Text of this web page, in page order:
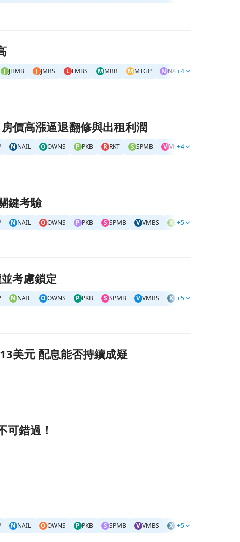
J JHMB J JMBS L LMBS MMBB MMTGP N NAIL
+4
價高漲逼退翻修與出租利潤
NNAIL OOWNS P PKB R RKT S SPMB V VMBS
+4
鍵考驗
NNAIL OOWNS P PKB S SPMB V VMBS X XHB
+5
考慮鎖定
NNAIL OOWNS P PKB S SPMB V VMBS X XHB
+5
美元 配息能否持續成疑
錯過！
NNAIL OOWNS P PKB S SPMB V VMBS X XHB
+5